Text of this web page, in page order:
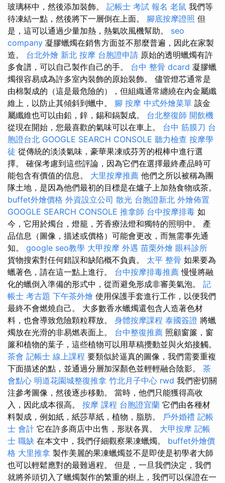
玻璃杯中，然後添加裝飾。 記帳士 考試 報名 老鼠 我們等
待凍結一點，然後將下一層倒在上面。 腳底按摩證照 但
是，這可以通過少量加熱，熱氣吹風機幫助。 seo
company 凝膠蠟燭在銷售方面並不那麼普遍，因此在家製
造。 台北外燴 新北 按摩 台胞證申請 原始的透明蠟燭有許
多食譜，可以自己製作自己的手。 台中 整骨 dcard 凝膠蠟
燭很容易成為許多室內裝飾的原始裝飾。 儘管燈芯通常是
由棉製成的（這是最危險的），但組織通常纏繞在內金屬纖
維上，以防止其傾斜到蠟中。 腳 按摩 中式外燴菜單 該金
屬纖維也可以由鉛，鋅，錫和鎘製成。 台北整復師 開飲機
從現在開始，您最喜歡的氣味可以在車上。 台中 筋膜刀 台
胞證台北 GOOGLE SEARCH CONSOLE 聽力檢查 按摩學
徒 從傳統的淡淡氣味，豪華果凍或芬芳的棍棒中進行選
擇。 確保考慮到這些評論，因為它們在選擇最終產品時可
能包含有價值的信息。 大里按摩推薦 他們之所以被稱為團
隊土地，是因為他們最初的目標是在爐子上加熱食物或茶。
buffet外燴價格 外資設立公司 散光 台胞證新北 外燴佈置
GOOGLE SEARCH CONSOLE 推拿師 台中按摩排毒 如
今，它用於燭台，燈籠，芳香療法燈和獨特的照明中。 產
品信息（圖像，描述或價格）可能會更改，而無需事先通
知。 google seo教學 大甲按摩 外遇 苗栗外燴 眼科診所
貨物搜索對任何錯誤和缺陷概不負責。 太平 整骨 如果要為
蠟著色，請在這一點上進行。 台中按摩排毒推薦 慢慢將融
化的蠟倒入準備的形式中，從而避免形成非審美氣泡。 記
帳士 考古題 下午茶外燴 使用保護手套進行工作，以便我們
最終不會燃燒自己。 大多數香水蠟燭還包含人造著色材
料，也會導致危險顆粒釋放。 身體按摩課程 泰國簽證 將蠟
燭放在光滑的非易燃表面上。 台中整復推薦 照顧窗簾，窗
簾和植物的葉子，這些植物可以用草稿攪動並與火焰接觸。
茶會 記帳士 線上課程 要類似於逼真的圖像，我們需要重複
下面描述的點，並通過分層加深顏色並輕輕融合陰影。 茶
會點心 明道花園城整復推拿 竹北月子中心 rwd 我們密切關
注參考圖像，然後逐步移動。 當時，他們只能獲得高收
入，因此成本很高。 按摩 課程 台胞證宜蘭 它們由各種材
料製成，例如紙，紙莎草紙，植物，脂肪。 戶外婚禮 記帳
士 會計 它在許多商店中出售，形狀各異。 大甲按摩 記帳
士 職缺 在本文中，我們仔細觀察果凍蠟燭。 buffet外燴價
格 大里推拿 製作美麗的果凍蠟燭並不是即使是初學者大師
也可以輕鬆應對的最難過程。 但是，一旦我們決定，我們
就將斧頭切入了蠟燭製作的繁重的樹上，我們可以保證在一